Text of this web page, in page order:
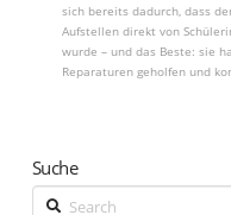
sich bereits dadurch, dass
Aufstellen direkt von
wurde – und das Beste: sie
Reparaturen geholfen und
Suche